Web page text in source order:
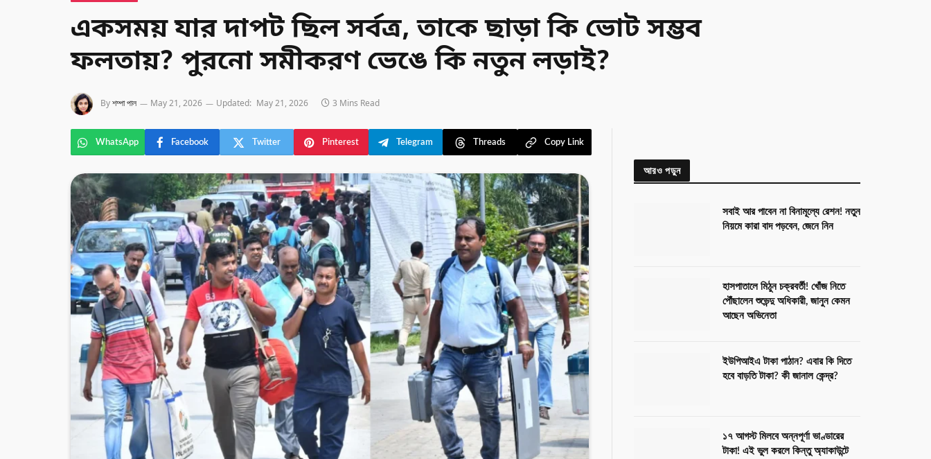
একসময় যার দাপট ছিল সর্বত্র, তাকে ছাড়া কি ভোট সম্ভব
ফলতায়? পুরনো সমীকরণ ভেঙে কি নতুন লড়াই?
Byশম্পা পাল May 21, 2026 Updated: May 21, 2026 3 Mins Read
WhatsApp Facebook Twitter Pinterest Telegram Threads Copy Link
আরও পড়ুন
সবাই আর পাবেন না বিনামূল্যে রেশন! নতুন
নিয়মে কারা বাদ পড়বেন, জেনে নিন
হাসপাতালে মিঠুন চক্রবর্তী! খোঁজ নিতে
পৌঁছালেন শুভেন্দু অধিকারী, জানুন কেমন
আছেন অভিনেতা
ইউপিআইএ টাকা পাঠান? এবার কি দিতে
হবে বাড়তি টাকা? কী জানাল কেন্দ্র?
১৭ আগস্ট মিলবে অন্নপূর্ণা ভাণ্ডারের
টাকা! এই ভুল করলে কিন্তু অ্যাকাউন্টে